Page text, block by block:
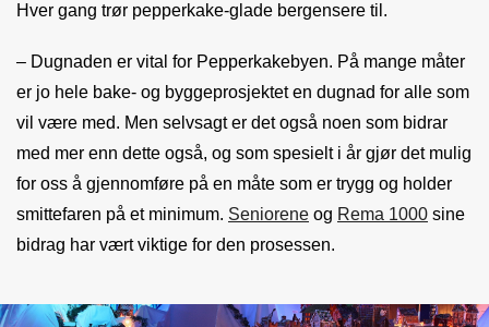
Hver gang trør pepperkake-glade bergensere til.
– Dugnaden er vital for Pepperkakebyen. På mange måter
er jo hele bake- og byggeprosjektet en dugnad for alle som
vil være med. Men selvsagt er det også noen som bidrar
med mer enn dette også, og som spesielt i år gjør det mulig
for oss å gjennomføre på en måte som er trygg og holder
smittefaren på et minimum. Seniorene og Rema 1000 sine
bidrag har vært viktige for den prosessen.